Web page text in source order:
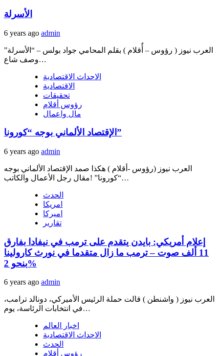
الأسرلة
6 years ago admin
العرب نيوز ( رؤوس – أٌقلام ) بقلم المحامي جواد بولس – “الأسرلة”
وصف شاع…
الاحداث الاقتصادية
الاقتصادية
تحقيقات
رؤوس أقلام
مال واعمال
الإقتصاد الألماني بوجه “كورونا”
6 years ago admin
العرب نيوز (رؤوس -أقلام ) هكذا صمد الإقتصاد الألماني بوجه
“كورونا” !مقال رجل الأعمال والكاتب…
الحدث
امريكا
اميركا
تقارير
إعلام أمريكي: بايدن يتقدم على ترمب في نيفادا بفارق
11 ألف صوت – ترمب ما زال متقدما في نورث كارولينا
بنحو 2%
6 years ago admin
العرب نيوز ( واشنطن ) قالت حملة الرئيس الأميركي، دونالد ترامب،
في انتخابات الرئاسة، يوم…
اخبار العالم
الاحداث الاقتصادية
الحدث
رؤوس أقلام